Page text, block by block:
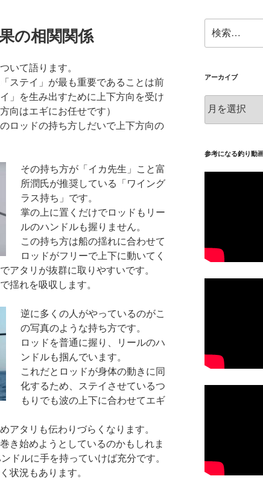
の相関関係
いて語ります。
ステイ」が最も重要であることは前
」を生み出すために上下方向を受け
向はエギにお任せです）
ロッドの持ち方しだいで上下方向の
その持ち方が「イカ先生」こと富
所潤氏が推奨している「ワイング
ラス持ち」です。
掌の上に置くだけでロッドもリー
ルのハンドルも握りません。
この持ち方は船の揺れに合わせて
ロッドがフリーで上下に動いてく
アタリが抜群に取りやすいです。
揺れを吸収します。
逆に多くの人がやっているのがこ
の写真のような持ち方です。
ロッドを普通に握り、リールのハ
ンドルも掴んでいます。
これだとロッドが身体の動きに同
化するため、ステイさせているつ
もりでも波の上下に合わせてエギ
アタリも伝わりづらくなります。
き始めようとしているのかもしれま
ドルに手を持っていけば充分です。
状況もあります。
索:
アーカイブ
ー
ブ
参考になる釣り動